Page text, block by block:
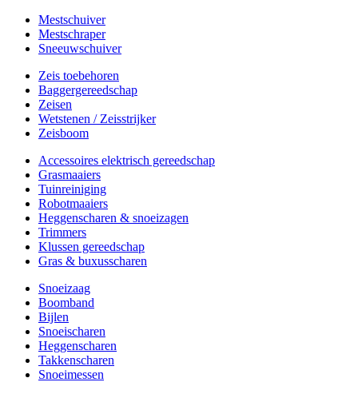
Mestschuiver
Mestschraper
Sneeuwschuiver
Zeis toebehoren
Baggergereedschap
Zeisen
Wetstenen / Zeisstrijker
Zeisboom
Accessoires elektrisch gereedschap
Grasmaaiers
Tuinreiniging
Robotmaaiers
Heggenscharen & snoeizagen
Trimmers
Klussen gereedschap
Gras & buxusscharen
Snoeizaag
Boomband
Bijlen
Snoeischaren
Heggenscharen
Takkenscharen
Snoeimessen